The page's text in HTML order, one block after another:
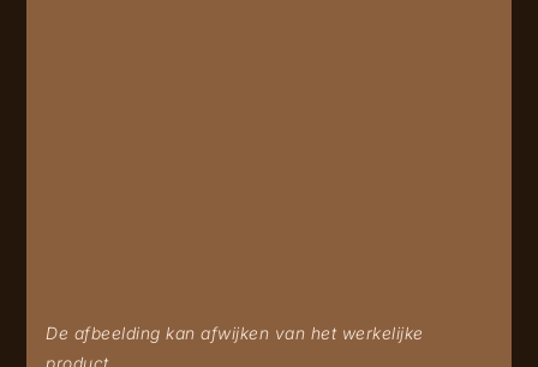
De afbeelding kan afwijken van het werkelijke
product.